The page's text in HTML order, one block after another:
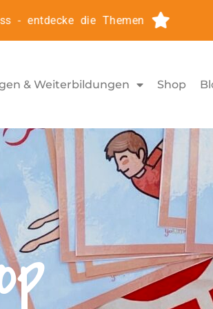
die Themen
& Weiterbildungen Shop